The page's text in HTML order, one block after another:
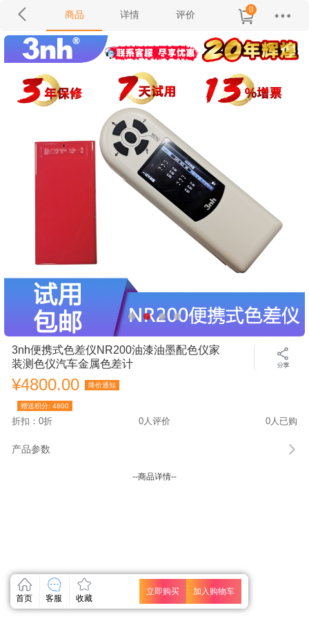
商品 详情 评价 0
3nh便携式色差仪NR200油漆油墨配色仪家
装测色仪汽车金属色差计
¥4800.00 降价通知
赠送积分: 4800
折扣：0折 0人评价 0人已购
产品参数
--商品详情--
关闭
关闭
关闭
关闭
关闭
关闭
首页 客服 收藏
加入购物车
立即购买